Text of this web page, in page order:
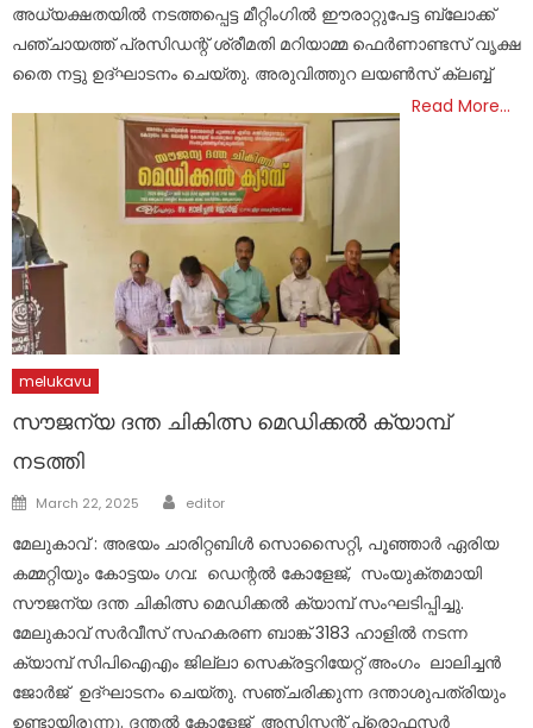
അധ്യക്ഷതയിൽ നടത്തപ്പെട്ട മീറ്റിംഗിൽ ഈരാറ്റുപേട്ട ബ്ലോക്ക്
പഞ്ചായത്ത് പ്രസിഡന്റ് ശ്രീമതി മറിയാമ്മ ഫെർണാണ്ടസ് വൃക്ഷ
തൈ നട്ടു ഉദ്ഘാടനം ചെയ്തു. അരുവിത്തുറ ലയൺസ് ക്ലബ്ബ്
Read More…
melukavu
സൗജന്യ ദന്ത ചികിത്സ മെഡിക്കൽ ക്യാമ്പ്
നടത്തി
Posted
March 22, 2025 Author
editor
മേലുകാവ് : അഭയം ചാരിറ്റബിൾ സൊസൈറ്റി, പൂഞ്ഞാർ ഏരിയ
കമ്മറ്റിയും കോട്ടയം ഗവ: ഡെന്റൽ കോളേജ്, സംയുക്തമായി
സൗജന്യ ദന്ത ചികിത്സ മെഡിക്കൽ ക്യാമ്പ് സംഘടിപ്പിച്ചു.
മേലുകാവ് സർവീസ് സഹകരണ ബാങ്ക് 3183 ഹാളിൽ നടന്ന
ക്യാമ്പ് സിപിഐഎം ജില്ലാ സെക്രട്ടറിയേറ്റ് അംഗം ലാലിച്ചൻ
ജോർജ് ഉദ്ഘാടനം ചെയ്തു. സഞ്ചരിക്കുന്ന ദന്താശുപത്രിയും
ഉണ്ടായിരുന്നു. ദന്തൽ കോളേജ് അസിസ്റ്റന്റ് പ്രൊഫസർ